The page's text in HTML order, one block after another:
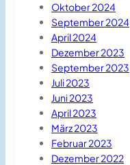
Oktober 2024
September 2024
April 2024
Dezember 2023
September 2023
Juli 2023
Juni 2023
April 2023
März 2023
Februar 2023
Dezember 2022